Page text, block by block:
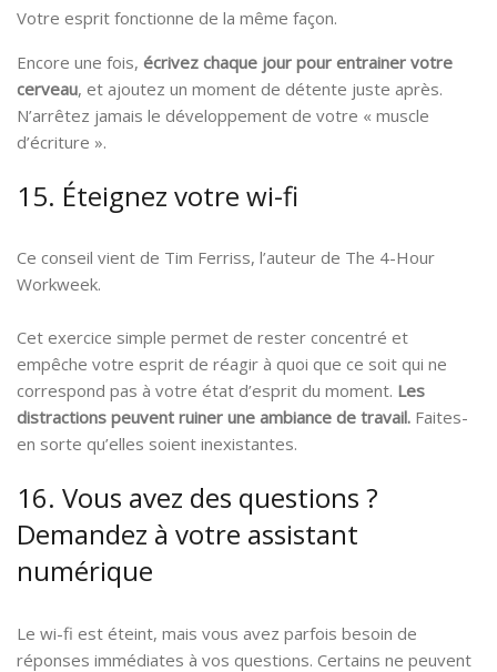
Votre esprit fonctionne de la même façon.
Encore une fois, écrivez chaque jour pour entrainer votre
cerveau, et ajoutez un moment de détente juste après.
N’arrêtez jamais le développement de votre « muscle
d’écriture ».
15. Éteignez votre wi-fi
Ce conseil vient de Tim Ferriss, l’auteur de The 4-Hour
Workweek.
Cet exercice simple permet de rester concentré et
empêche votre esprit de réagir à quoi que ce soit qui ne
correspond pas à votre état d’esprit du moment. Les
distractions peuvent ruiner une ambiance de travail. Faites-
en sorte qu’elles soient inexistantes.
16. Vous avez des questions ?
Demandez à votre assistant
numérique
Le wi-fi est éteint, mais vous avez parfois besoin de
réponses immédiates à vos questions. Certains ne peuvent